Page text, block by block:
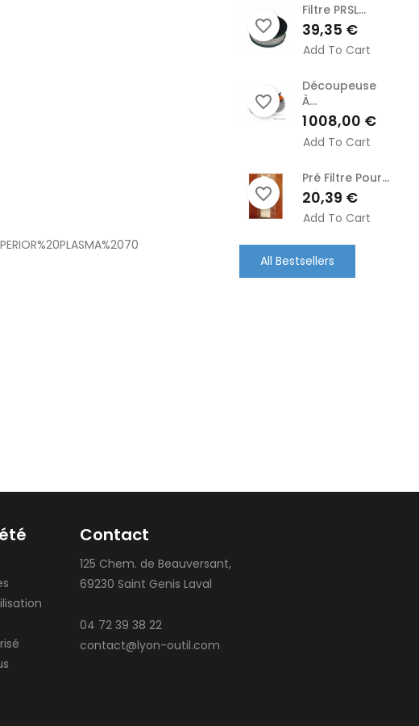
Filtre PRSL...
Prix
39,35 €
Add To Cart
favorite_border
Découpeuse
À...
Prix
1 008,00 €
Add To Cart
favorite_border
Pré Filtre Pour...
Prix
20,39 €
Add To Cart
favorite_border
All Bestsellers
Contact
125 Chem. de Beauversant,
69230 Saint Genis Laval
04 72 39 38 22
contact@lyon-outil.com